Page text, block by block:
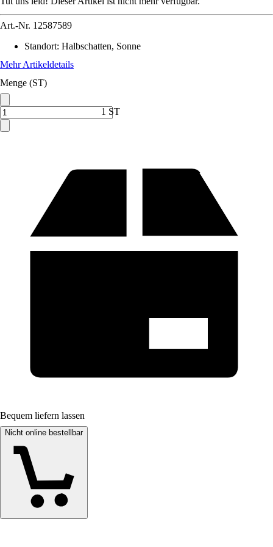
Art.-Nr. 12587589
Standort: Halbschatten, Sonne
Mehr Artikeldetails
Menge (ST)
1 ST
Bequem liefern lassen
Nicht online bestellbar